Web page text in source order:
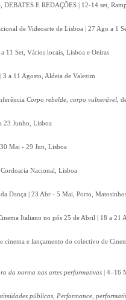
DEBATES E REDAÇÕES | 12-14 set,
de Videoarte de Lisboa | 27 Ago a 1
11 Set, Vários locais, Lisboa e Oeiras
3 a 11 Agosto, Aldeia de Valezim
Corpo rebelde, corpo vulnerável ,
23 Junho, Lisboa
Mai - 29 Jun, Lisboa
Nacional, Lisboa
Dança | 23 Abr - 5 Mai, Porto,
Italiano no pós 25 de Abril | 18 a
cinema e lançamento do colectivo de
da norma nas artes performativas | 4–16
públicas, Performance,